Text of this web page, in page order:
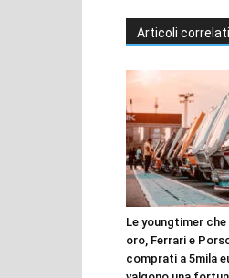
Articoli correlati
Le youngtimer
oro, Ferrari e
comprati a 5mila